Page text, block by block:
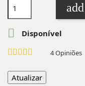
add
 Disponível
4Opiniões